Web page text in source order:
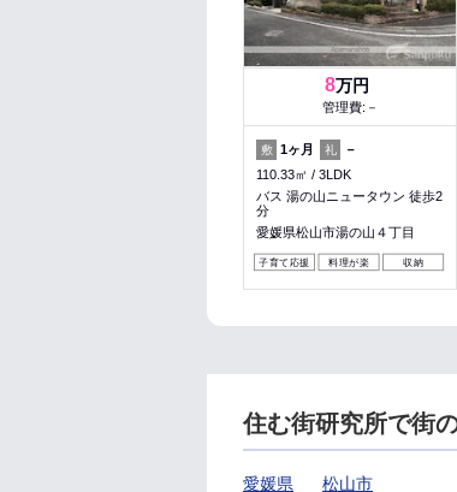
8万円
管理費:－
敷 1ヶ月 礼
－
110.33㎡
3LDK
バス 湯の山ニュータウン 徒歩2
分
愛媛県松山市湯の山４丁目
子育て応援 料理が楽 収納
住む街研究所で街
愛媛県 松山市